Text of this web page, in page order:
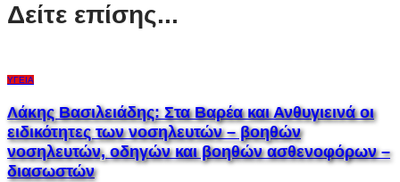
Δείτε επίσης...
ΥΓΕΊΑ
Λάκης Βασιλειάδης: Στα Βαρέα και Ανθυγιεινά οι
ειδικότητες των νοσηλευτών – βοηθών
νοσηλευτών, οδηγών και βοηθών ασθενοφόρων –
διασωστών